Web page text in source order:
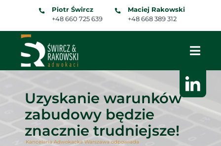
Piotr Śwircz
+48 660 725 639
Maciej Rakowski
+48 668 389 312
Uzyskanie warunków
zabudowy będzie
znacznie trudniejsze!
Kancelaria Adwokacka Warszawa odpowiada